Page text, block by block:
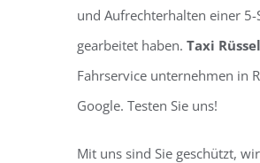
und Aufrechterhalten einer
gearbeitet haben. Taxi
Fahrservice unternehmen in
Google. Testen Sie uns!
Mit uns sind Sie geschützt,